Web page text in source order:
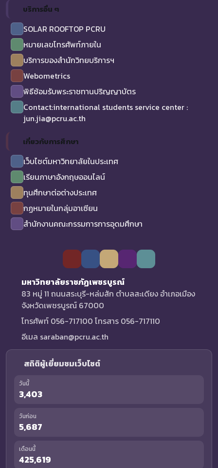
บริการอื่น ๆ
SOLAR ROOFTOP PCRU
หมายเลขโทรศัพท์ภายใน
บริการของสำนักวิทยบริการฯ
Webometrics
พิธีซ้อมรับพระราชทานปริญญาบัตร
Contact:international students service center :
jun.jia@pcru.ac.th
เกี่ยวกับการศึกษา
เว็บไซต์มหาวิทยาลัยในประเทศ
เรียนภาษาอังกฤษออนไลน์
ทุนศึกษาต่อต่างประเทศ
กฏหมายในกลุ่มอาเซียน
สำนักงานคณะกรรมการการอุดมศึกษา
มหาวิทยาลัยราชภัฏเพชรบูรณ์
83 หมู่ 11 ถนนสระบุรี-หล่มสัก ตำบลสะเดียง อำเภอเมือง
จังหวัดเพชรบูรณ์ 67000
โทรศัพท์ 056-717100 โทรสาร 056-717110
อีเมล saraban@pcru.ac.th
สถิติผู้เยี่ยมชมเว็บไซต์
วันนี้
3,403
วันก่อน
5,687
เดือนนี้
425,619